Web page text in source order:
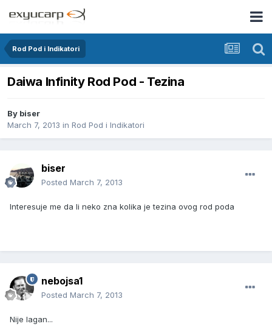
Rod Pod i Indikatori
Daiwa Infinity Rod Pod - Tezina
By biser
March 7, 2013 in Rod Pod i Indikatori
biser
Posted March 7, 2013
Interesuje me da li neko zna kolika je tezina ovog rod poda
nebojsa1
Posted March 7, 2013
Nije lagan...